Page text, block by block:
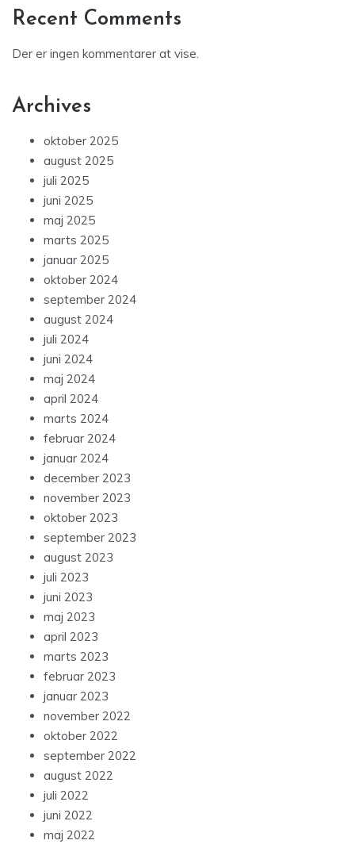
Recent Comments
Der er ingen kommentarer at vise.
Archives
oktober 2025
august 2025
juli 2025
juni 2025
maj 2025
marts 2025
januar 2025
oktober 2024
september 2024
august 2024
juli 2024
juni 2024
maj 2024
april 2024
marts 2024
februar 2024
januar 2024
december 2023
november 2023
oktober 2023
september 2023
august 2023
juli 2023
juni 2023
maj 2023
april 2023
marts 2023
februar 2023
januar 2023
november 2022
oktober 2022
september 2022
august 2022
juli 2022
juni 2022
maj 2022